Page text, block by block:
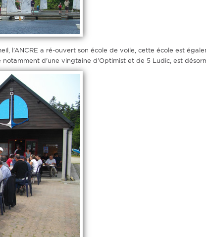
l’ANCRE a ré-ouvert son école de voile, cette école est
notamment d'une vingtaine d’Optimist et de 5 Ludic, est